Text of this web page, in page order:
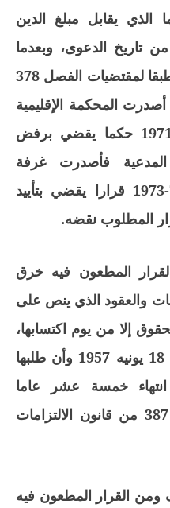
مبلغ 7417 درهما الذي يقابل مبلغ الدين
من تاريخ الدعوى، وبعدما
دفعت المدعى عليها بالتقادم طبقا لمقتضيات الفصل 378
المحكمة الإقليمية
سابقا بطنجة بتاريخ 19-12-1971 حكما يقضي برفض
المدعية فأصدرت غرفة
الاستئناف بطنجة بتاريخ 3-7-1973 قرارا يقضي بتأييد
المطلوب نقضه.
المطعون فيه خرق
والعقود الذي ينص على
إلا من يوم اكتسابها،
ولم يعترف لها بالارث إلا في 18 يونيه 1957 وأن طلبها
9-1971 قبل انتهاء خمسة عشر عاما
المنصوص عليها في الفصل 387 من قانون الالتزامات
القرار المطعون فيه